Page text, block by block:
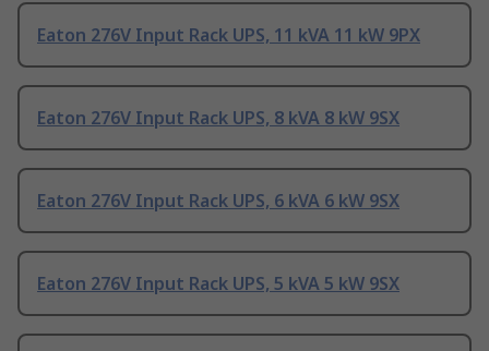
Eaton 276V Input Rack UPS, 11 kVA 11 kW 9PX
Eaton 276V Input Rack UPS, 8 kVA 8 kW 9SX
Eaton 276V Input Rack UPS, 6 kVA 6 kW 9SX
Eaton 276V Input Rack UPS, 5 kVA 5 kW 9SX